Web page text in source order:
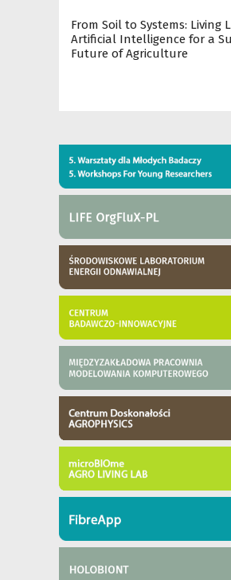
From Soil to Systems: Living
Artificial Intelligence for a
Future of Agriculture